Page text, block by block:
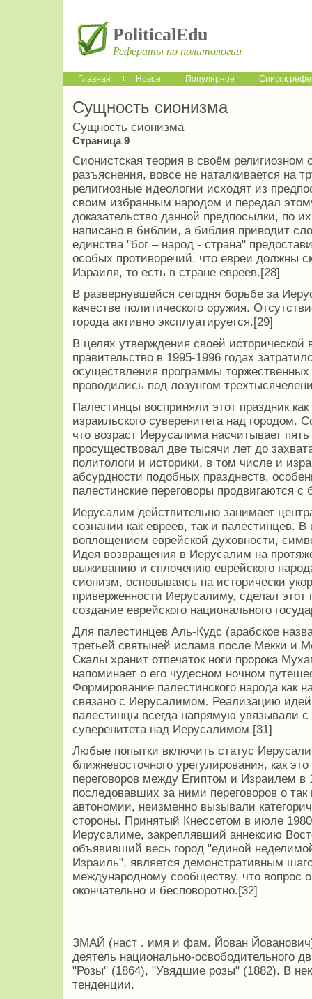
PoliticalEdu
Рефераты по политологии
Главная Новое Популярное Список
Сущность сионизма
Сущность сионизма
Страница 9
Сионистская теория в своём религиозном
разъяснения, вовсе не наталкивается на
религиозные идеологии исходят из
своим избранным народом и передал
доказательство данной предпосылки, по
написано в библии, а библия приводит
единства "бог – народ - страна"
особых противоречий. что евреи должны
Израиля, то есть в стране евреев.[28]
В развернувшейся сегодня борьбе за
качестве политического оружия.
города активно эксплуатируется.[29]
В целях утверждения своей исторической
правительство в 1995-1996 годах
осуществления программы
проводились под лозунгом
Палестинцы восприняли этот праздник
израильского суверенитета над городом.
что возраст Иерусалима насчитывает
просуществовал две тысячи лет до
политологи и историки, в том числе и
абсурдности подобных празднеств,
палестинские переговоры продвигаются
Иерусалим действительно занимает
сознании как евреев, так и палестинцев.
воплощением еврейской духовности,
Идея возвращения в Иерусалим на
выживанию и сплочению еврейского
сионизм, основываясь на исторически
приверженности Иерусалиму, сделал
создание еврейского национального
Для палестинцев Аль-Кудс (арабское
третьей святыней ислама после Мекки и
Скалы хранит отпечаток ноги пророка
напоминает о его чудесном ночном
Формирование палестинского народа как
связано с Иерусалимом. Реализацию идей
палестинцы всегда напрямую увязывали
суверенитета над Иерусалимом.[31]
Любые попытки включить статус
ближневосточного урегулирования, как
переговоров между Египтом и Израилем в
последовавших за ними переговоров о
автономии, неизменно вызывали
стороны. Принятый Кнессетом в июле 1980
Иерусалиме, закреплявший аннексию
объявивший весь город "единой
Израиль", является демонстративным
международному сообществу, что вопрос
окончательно и бесповоротно.[32]
ЗМАЙ (наст . имя и фам. Йован Йованович)
деятель национально-освободительного
"Розы" (1864), "Увядшие розы" (1882). В
тенденции.